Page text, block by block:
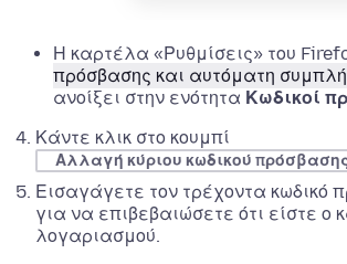
Η καρτέλα «Ρυθμίσεις» του
πρόσβασης και αυτόματη
ανοίξει στην ενότητα Κωδικοί
Κάντε κλικ στο κουμπί
Αλλαγή κύριου κωδικού
Εισαγάγετε τον τρέχοντα κωδικό
για να επιβεβαιώσετε ότι είστε ο
λογαριασμού.